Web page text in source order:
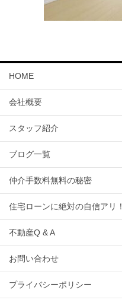
HOME
会社概要
スタッフ紹介
ブログ一覧
仲介手数料無料の秘密
住宅ローンに絶対の自信アリ！
不動産Q & A
お問い合わせ
プライバシーポリシー